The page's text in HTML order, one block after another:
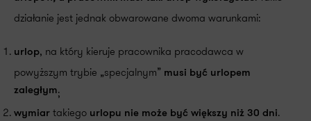
działanie jest jednak obwarowane dwoma warunkami:
urlop, na który kieruje pracownika pracodawca w
powyższym trybie „specjalnym” musi być urlopem
zaległym;
wymiar takiego urlopu nie może być większy niż 30 dni.